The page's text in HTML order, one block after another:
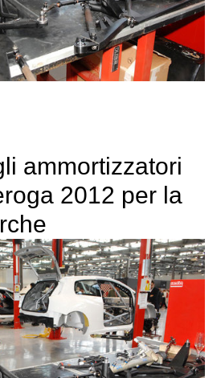
ammortizzatori
2012 per la